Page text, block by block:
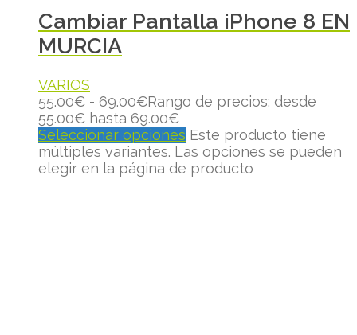
Cambiar Pantalla iPhone 8 EN
MURCIA
VARIOS
55.00€ - 69.00€Rango de precios: desde
55.00€ hasta 69.00€
Seleccionar opciones Este producto tiene
múltiples variantes. Las opciones se pueden
elegir en la página de producto